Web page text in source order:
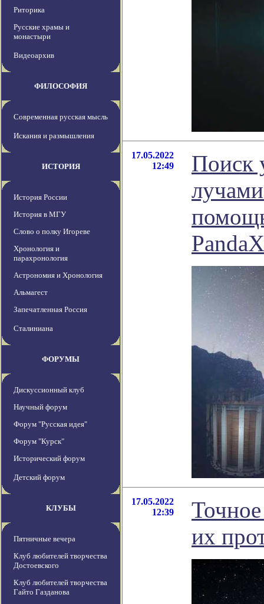
Риторика
Русские храмы и
монастыри
Видеоархив
ФИЛОСОФИЯ
Современная русская мысль
Искания и размышления
ИСТОРИЯ
История России
История в МГУ
Слово о полку Игореве
Хронология и
парахронология
Астрономия и Хронология
Альмагест
Запечатленная Россия
Сталиниана
ФОРУМЫ
Дискуссионный клуб
Научный форум
Форум "Русская идея"
Форум "Курск"
Исторический форум
Детский форум
КЛУБЫ
Пятничные вечера
Клуб любителей творчества
Достоевского
Клуб любителей творчества
Гайто Газданова
17.05.2022
12:49
Поиск
17.05.2022
12:39
их